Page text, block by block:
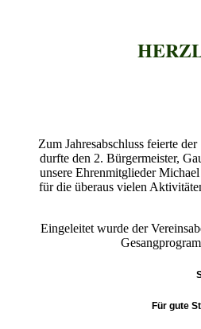
Zum Jahresabschluss feierte
durfte den 2. Bürgermeister,
unsere Ehrenmitglieder
für die überaus vielen
Eingeleitet wurde der
Für gute